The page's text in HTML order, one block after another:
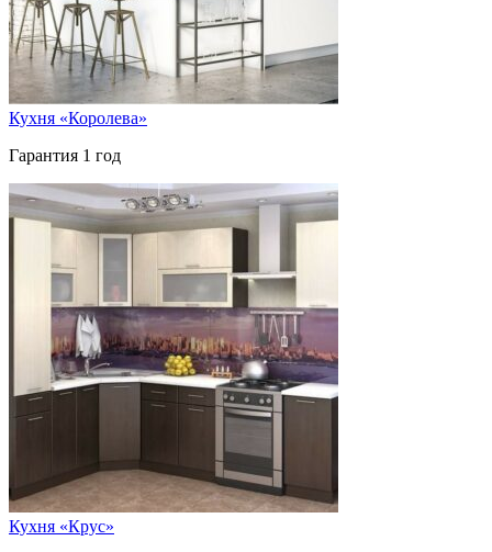
Кухня «Королева»
Гарантия 1 год
Кухня «Крус»